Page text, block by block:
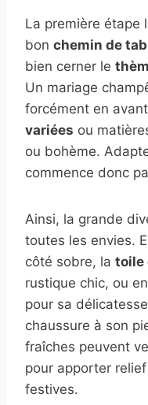
La première étape
bon chemin de
bien cerner le
Un mariage
forcément en
variées ou
ou bohème.
commence donc
Ainsi, la grande
toutes les envies.
côté sobre, la toile
rustique chic, ou
pour sa
chaussure à son
fraîches peuvent
pour apporter
festives.